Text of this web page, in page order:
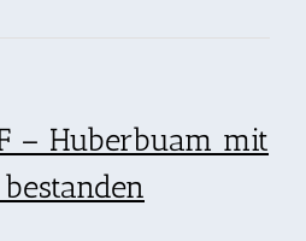
– Huberbuam mit